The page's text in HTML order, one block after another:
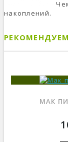
накоплений.
МАК